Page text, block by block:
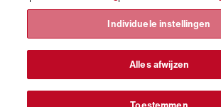
Overzicht productgroepen
CollabHub Login
© 2026 Aebi Schmidt Group
Individuele instellingen
Alles afwijzen